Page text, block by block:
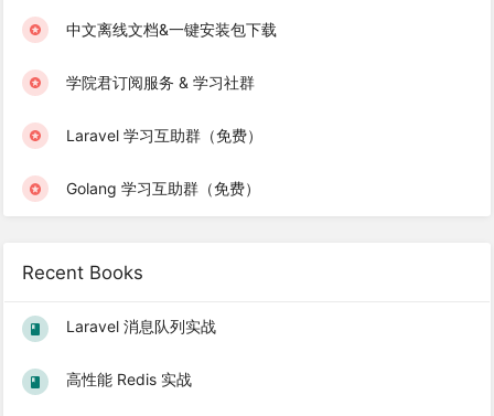
中文离线文档&一键安装包下载
学院君订阅服务 & 学习社群
Laravel 学习互助群（免费）
Golang 学习互助群（免费）
Recent Books
Laravel 消息队列实战
高性能 Redis 实战